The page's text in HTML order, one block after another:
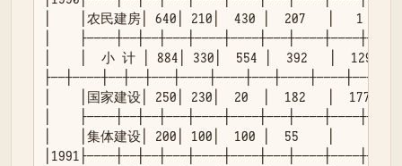
│    │农民建房│ 640│ 210│  430 │  207   │   1
│    ├────┼──┼──┼───┼────┼────┼───┼────┼────┼────┤
│    │  小 计 │ 884│ 330│  554 │  392   │  129
├──┼────┼──┼──┼───┼────┼────┼───┼────┼────┼────┤
│    │国家建设│ 250│ 230│  20  │  182   │
│    ├────┼──┼──┼───┼────┼────┼───┼────┼────┼────┤
│    │集体建设│ 200│ 100│  100 │  55    │
│1991├────┼──┼──┼───┼────┼────┼───┼────┼────┼────┤